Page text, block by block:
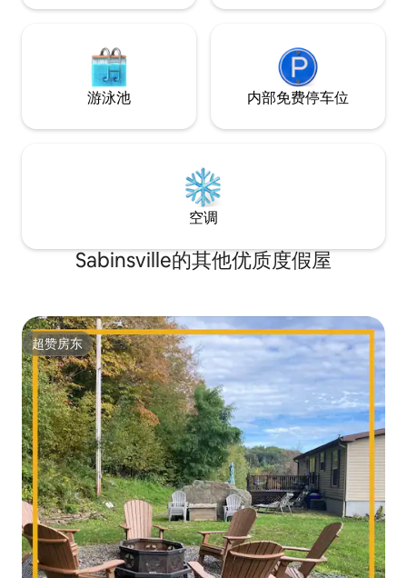
游泳池 内部免费停车位
空调
Sabinsville的其他优质度假屋
超赞房东
超赞房东